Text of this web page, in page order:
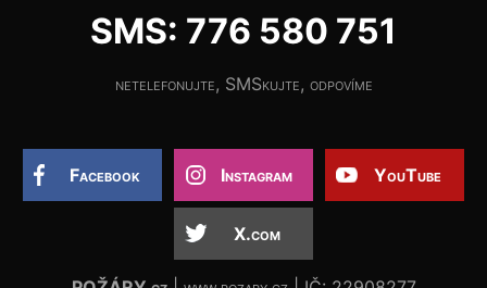
SMS: 776 580 751
netelefonujte, SMSkujte, odpovíme
Facebook Instagram YouTube
X.com